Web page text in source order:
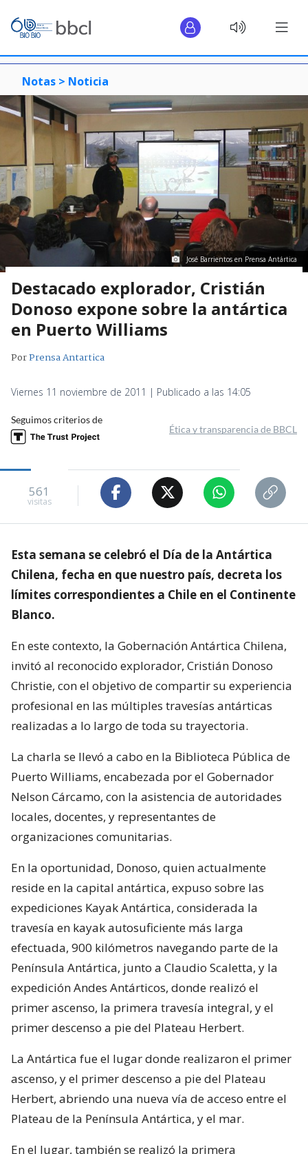
Notas > Noticia
José Barrientos en Prensa Antártica
Destacado explorador, Cristián
Donoso expone sobre la antártica
en Puerto Williams
PorPrensa Antartica
Viernes 11 noviembre de 2011 | Publicado a las 14:05
Seguimos criterios de
Ética y transparencia de BBCL
561
visitas
Esta semana se celebró el Día de la Antártica
Chilena, fecha en que nuestro país, decreta los
límites correspondientes a Chile en el Continente
Blanco.
En este contexto, la Gobernación Antártica Chilena,
invitó al reconocido explorador, Cristián Donoso
Christie, con el objetivo de compartir su experiencia
profesional en las múltiples travesías antárticas
realizadas a lo largo de toda su trayectoria.
La charla se llevó a cabo en la Biblioteca Pública de
Puerto Williams, encabezada por el Gobernador
Nelson Cárcamo, con la asistencia de autoridades
locales, docentes, y representantes de
organizaciones comunitarias.
En la oportunidad, Donoso, quien actualmente
reside en la capital antártica, expuso sobre las
expediciones Kayak Antártica, considerada la
travesía en kayak autosuficiente más larga
efectuada, 900 kilómetros navegando parte de la
Península Antártica, junto a Claudio Scaletta, y la
expedición Andes Antárticos, donde realizó el
primer ascenso, la primera travesía integral, y el
primer descenso a pie del Plateau Herbert.
La Antártica fue el lugar donde realizaron el primer
ascenso, y el primer descenso a pie del Plateau
Herbert, abriendo una nueva vía de acceso entre el
Plateau de la Península Antártica, y el mar.
En el lugar, también se realizó la primera